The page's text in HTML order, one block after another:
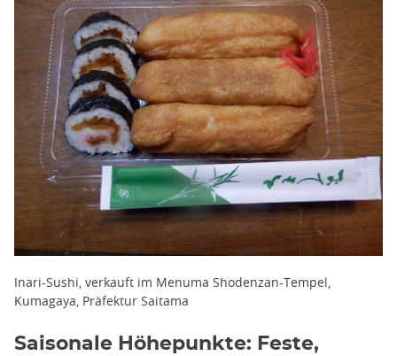
Inari-Sushi, verkauft im Menuma Shodenzan-Tempel,
Kumagaya, Präfektur Saitama
Saisonale Höhepunkte: Feste,